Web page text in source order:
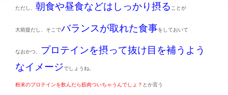
ただし、 朝食や昼食などはしっかり摂る ことが
大前提だし、そこでバランスが取れた食事をしておいて
なおかつ、 プロテインを摂って抜け目を補うよう
なイメージでしょうね。
粉末のプロテインを飲んだら筋肉ついちゃうんでしょ？ とか言う